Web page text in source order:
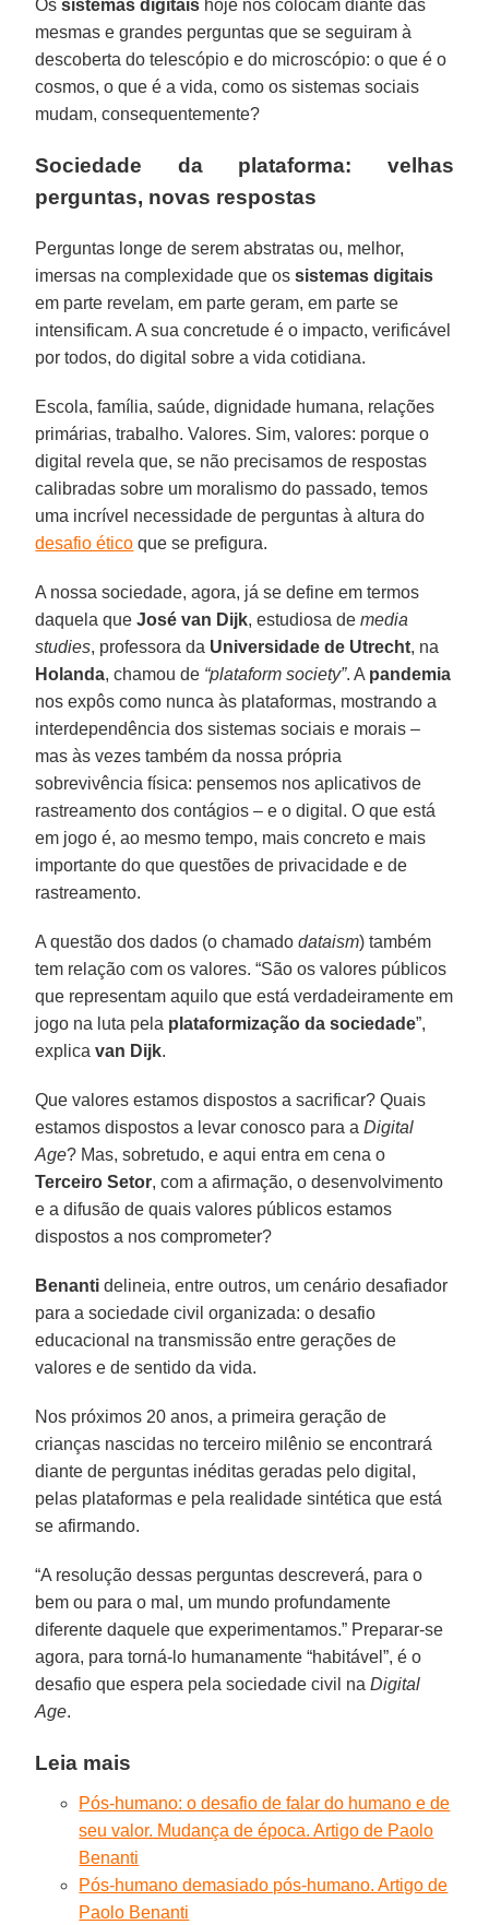
Ossistemas digitais hoje nos colocam diante das
mesmas e grandes perguntas que se seguiram à
descoberta do telescópio e do microscópio: o que é o
cosmos, o que é a vida, como os sistemas sociais
mudam, consequentemente?
Sociedade da plataforma: velhas
perguntas, novas respostas
Perguntas longe de serem abstratas ou, melhor,
imersas na complexidade que ossistemas digitais
em parte revelam, em parte geram, em parte se
intensificam. A sua concretude é o impacto, verificável
por todos, do digital sobre a vida cotidiana.
Escola, família, saúde, dignidade humana, relações
primárias, trabalho. Valores. Sim, valores: porque o
digital revela que, se não precisamos de respostas
calibradas sobre um moralismo do passado, temos
uma incrível necessidade de perguntas à altura do
desafio ético que se prefigura.
A nossa sociedade, agora, já se define em termos
daquela queJosé van Dijk, estudiosa demedia
studies, professora da Universidade de Utrecht, na
Holanda, chamou de “plataform society”. A pandemia
nos expôs como nunca às plataformas, mostrando a
interdependência dos sistemas sociais e morais –
mas às vezes também da nossa própria
sobrevivência física: pensemos nos aplicativos de
rastreamento dos contágios – e o digital. O que está
em jogo é, ao mesmo tempo, mais concreto e mais
importante do que questões de privacidade e de
rastreamento.
A questão dos dados (o chamadodataism) também
tem relação com os valores. “São os valores públicos
que representam aquilo que está verdadeiramente em
jogo na luta pela plataformização da sociedade”,
explicavan Dijk.
Que valores estamos dispostos a sacrificar? Quais
estamos dispostos a levar conosco para aDigital
Age? Mas, sobretudo, e aqui entra em cena o
Terceiro Setor, com a afirmação, o desenvolvimento
e a difusão de quais valores públicos estamos
dispostos a nos comprometer?
Benanti delineia, entre outros, um cenário desafiador
para a sociedade civil organizada: o desafio
educacional na transmissão entre gerações de
valores e de sentido da vida.
Nos próximos 20 anos, a primeira geração de
crianças nascidas no terceiro milênio se encontrará
diante de perguntas inéditas geradas pelo digital,
pelas plataformas e pela realidade sintética que está
se afirmando.
“A resolução dessas perguntas descreverá, para o
bem ou para o mal, um mundo profundamente
diferente daquele que experimentamos.” Preparar-se
agora, para torná-lo humanamente “habitável”, é o
desafio que espera pela sociedade civil naDigital
Age.
Leia mais
Pós-humano: o desafio de falar do humano e de
seu valor. Mudança de época. Artigo de Paolo
Benanti
Pós-humano demasiado pós-humano. Artigo de
Paolo Benanti